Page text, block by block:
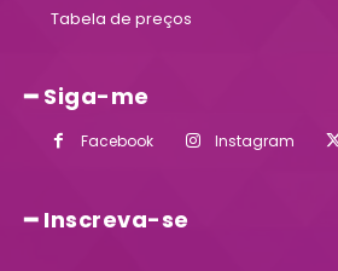
Tabela de preços
━ Siga-me
Facebook Instagram
━ Inscreva-se